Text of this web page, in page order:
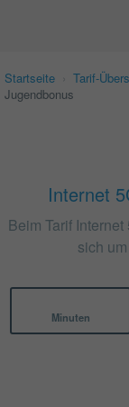
Startseite Tarif-
Jugendbonus
Internet
Beim Tarif
sich
Minuten